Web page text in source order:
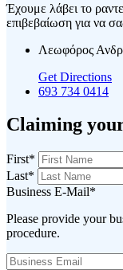
Έχουμε λάβει το
επιβεβαίωση για να
Λεωφόρος
Get Directions
693 734 0414
Claiming
First*
Last*
Business E-Mail*
Please provide your
procedure.